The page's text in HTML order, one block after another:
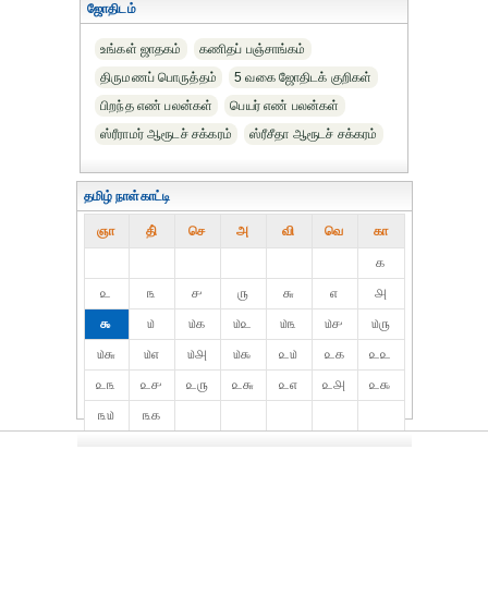
ஜோதிடம்
உங்கள் ஜாதகம்
கணிதப் பஞ்சாங்கம்
திருமணப் பொருத்தம்
5 வகை ஜோதிடக் குறிகள்
பிறந்த எண் பலன்கள்
பெயர் எண் பலன்கள்
ஸ்ரீராமர் ஆரூடச் சக்கரம்
ஸ்ரீசீதா ஆரூடச் சக்கரம்
தமிழ் நாள்காட்டி
ஞா தி் செ அ வி வெ கா
௧
௨
௩ ௪ ௫ ௬ ௭
௮
௯
௰ ௰௧ ௰௨ ௰௩ ௰௪
௰௫
௰௬
௰௭ ௰௮ ௰௯ ௨௰ ௨௧
௨௨
௨௩
௨௪ ௨௫ ௨௬ ௨௭ ௨௮
௨௯
௩௰
௩௧